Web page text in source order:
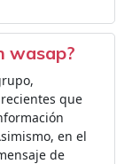
wasap?
que
en el
de